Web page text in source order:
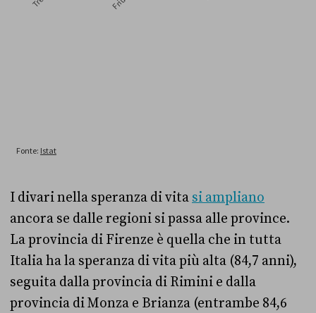
I divari nella speranza di vita si ampliano
ancora se dalle regioni si passa alle province.
La provincia di Firenze è quella che in tutta
Italia ha la speranza di vita più alta (84,7 anni),
seguita dalla provincia di Rimini e dalla
provincia di Monza e Brianza (entrambe 84,6